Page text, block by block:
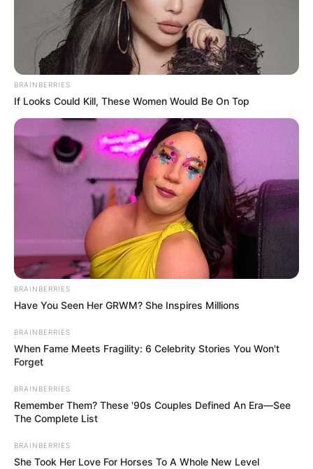
BRAINBERRIES
If Looks Could Kill, These Women Would Be On Top
BRAINBERRIES
Have You Seen Her GRWM? She Inspires Millions
BRAINBERRIES
When Fame Meets Fragility: 6 Celebrity Stories You Won't
Forget
BRAINBERRIES
Remember Them? These '90s Couples Defined An Era—See
The Complete List
BRAINBERRIES
She Took Her Love For Horses To A Whole New Level